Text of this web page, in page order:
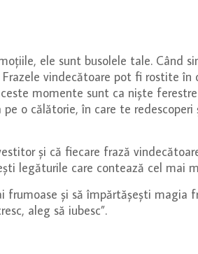
ele sunt busolele tale. Când
vindecătoare pot fi rostite în
momente sunt ca niște
o călătorie, în care te redescoperi
și că fiecare frază
legăturile care contează cel mai
și să împărtășești magia
aleg să iubesc”.